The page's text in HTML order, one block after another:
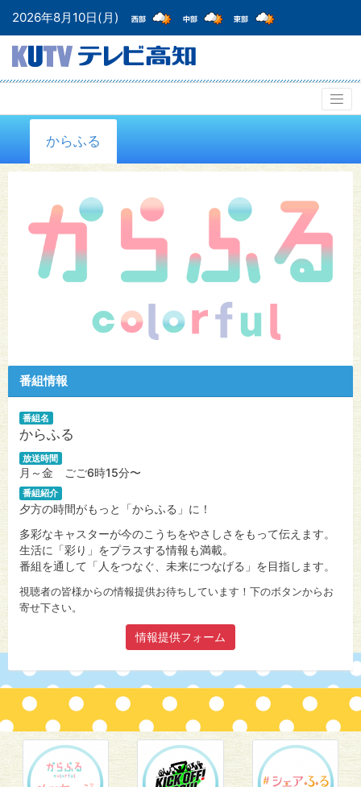
2026年8月10日(月)
からふる
番組情報
番組名
からふる
放送時間
月～金 ごご6時15分〜
番組紹介
夕方の時間がもっと「からふる」に！
多彩なキャスターが今のこうちをやさしさをもって伝えます。
生活に「彩り」をプラスする情報も満載。
番組を通して「人をつなぐ、未来につなげる」を目指します。
視聴者の皆様からの情報提供お待ちしています！下のボタンからお
寄せ下さい。
情報提供フォーム